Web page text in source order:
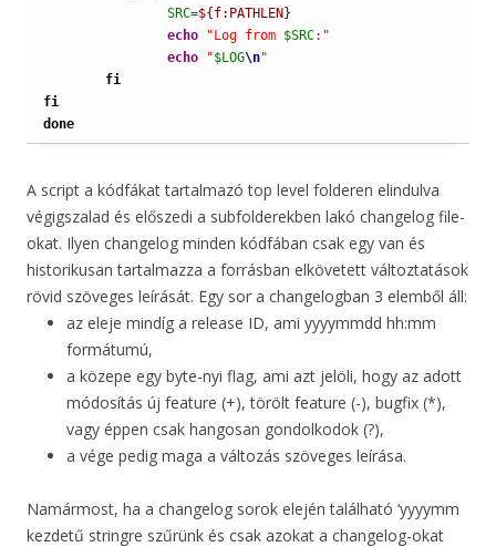
SRC=${f:PATHLEN}
echo
"Log from $SRC:"
echo
"$LOG\n"
fi
fi
done
A script a kódfákat tartalmazó top level folderen elindulva
végigszalad és előszedi a subfolderekben lakó changelog file-
okat. Ilyen changelog minden kódfában csak egy van és
historikusan tartalmazza a forrásban elkövetett változtatások
rövid szöveges leírását. Egy sor a changelogban 3 elemből áll:
az eleje mindíg a release ID, ami yyyymmdd hh:mm
formátumú,
a közepe egy byte-nyi flag, ami azt jelöli, hogy az adott
módosítás új feature (+), törölt feature (-), bugfix (*),
vagy éppen csak hangosan gondolkodok (?),
a vége pedig maga a változás szöveges leírása.
Namármost, ha a changelog sorok elején található ‘yyyymm
kezdetű stringre szűrünk és csak azokat a changelog-okat